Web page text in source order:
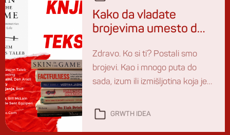
Kako da vladate
brojevima umesto da
Zdravo. Ko si ti? Postali smo
brojevi. Kao i mnogo puta do
sada, izum ili izmišljotina koja je
nas je. Umesto da vladamo
brojevima, sluge smo im ponizne.
GRWTH IDEA